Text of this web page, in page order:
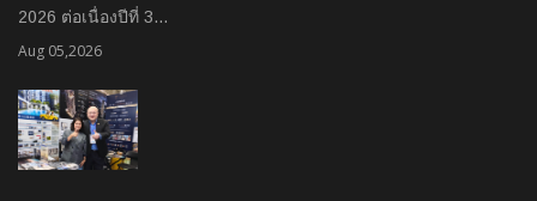
2026 ต่อเนื่องปีที่ 3…
Aug 05,2026